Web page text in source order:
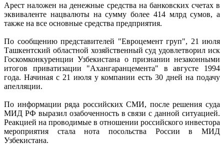
Арест наложен на денежные средства на банковских счетах в
эквиваленте нацвалюты на сумму более 414 млрд сумов, а
также на все основные средства предприятия.
По сообщению представителей "Евроцемент груп", 21 июля
Ташкентский областной хозяйственный суд удовлетворил иск
Госкомконкуренции Узбекистана о признании незаконными
итогов приватизации "Ахангаранцемента" в августе 1994
года. Начиная с 21 июля у компании есть 30 дней на подачу
апелляции.
По информации ряда российских СМИ, после решения суда
МИД РФ выразил озабоченность в связи с данной ситуацией.
Реакцией на проводимые в отношении российского инвестора
мероприятия стала нота посольства России в МИД
Узбекистана.